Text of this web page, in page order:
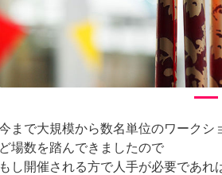
まで大規模から数名単位のワークシ
ど場数を踏んできましたので
もし開催される方で人手が必要であれ